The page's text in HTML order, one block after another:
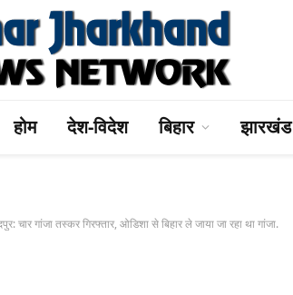
होम देश-विदेश बिहार झारखंड
चार गांजा तस्कर गिरफ्तार, ओडिशा से बिहार ले जाया जा रहा था गांजा.